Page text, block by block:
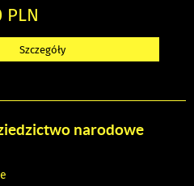
PLN
Szczegóły
narodowe